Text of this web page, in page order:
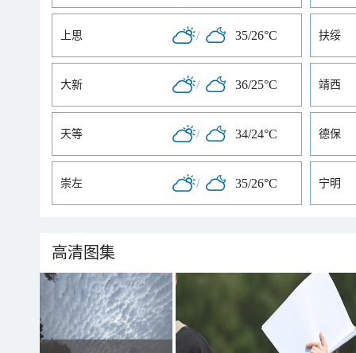
上思 / 35/26°C 扶绥
大新 / 36/25°C 靖西
天等 / 34/24°C 德保
崇左 / 35/26°C 宁明
高清图集